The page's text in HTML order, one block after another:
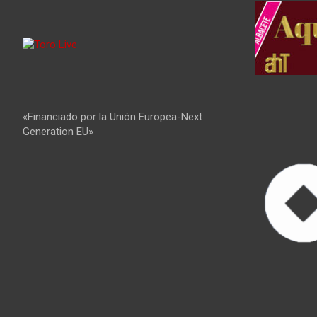
«Financiado por la Unión Europea-Next
Generation EU»